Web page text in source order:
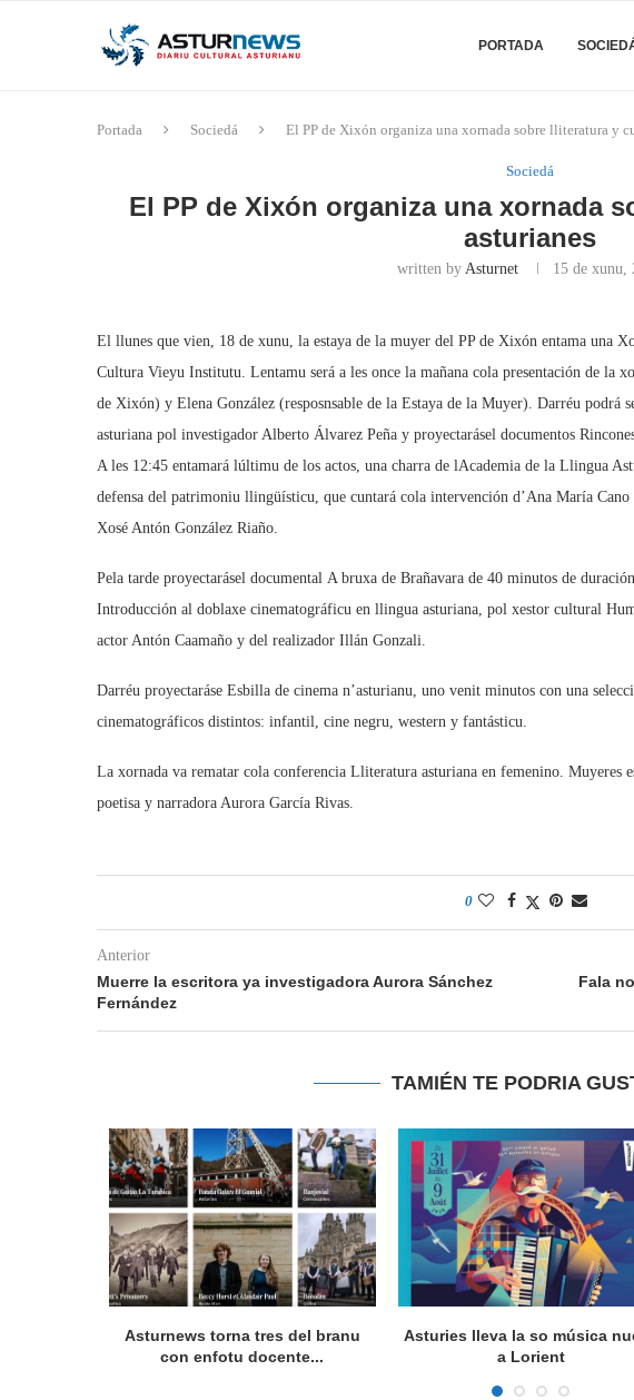
PORTADA
Portada Sociedá El PP de Xixón organiza una xornada sobre lliteratura y
Sociedá
El PP de Xixón organiza una xornada
asturianes
written byAsturnet 15 de xunu,
El llunes que vien, 18 de xunu, la estaya de la muyer del PP de Xixón entama una
Cultura Vieyu Institutu. Lentamu será a les once la mañana cola presentación de la
de Xixón) y Elena González (resposnsable de la Estaya de la Muyer). Darréu podrá
asturiana pol investigador Alberto Álvarez Peña y proyectarásel documentos
A les 12:45 entamará lúltimu de los actos, una charra de lAcademia de la Llingua
defensa del patrimoniu llingüísticu, que cuntará cola intervención d’Ana María
Xosé Antón González Riaño.
Pela tarde proyectarásel documental A bruxa de Brañavara de 40 minutos de
Introducción al doblaxe cinematográficu en llingua asturiana, pol xestor cultural
actor Antón Caamaño y del realizador Illán Gonzali.
Darréu proyectaráse Esbilla de cinema n’asturianu, uno venit minutos con una
cinematográficos distintos: infantil, cine negru, western y fantásticu.
La xornada va rematar cola conferencia Lliteratura asturiana en femenino. Muyeres
poetisa y narradora Aurora García Rivas.
0
Anterior
Muerre la escritora ya investigadora Aurora Sánchez
Fernández
Fala
TAMIÉN TE PODRIA
Asturnews torna tres del branu
con enfotu docente...
Asturies lleva la so música
a Lorient